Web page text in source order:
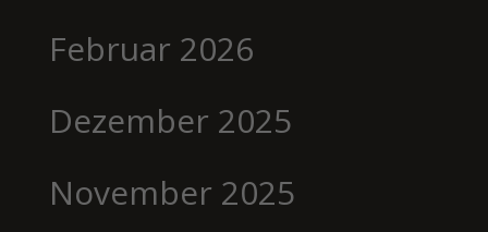
Februar 2026
Dezember 2025
November 2025